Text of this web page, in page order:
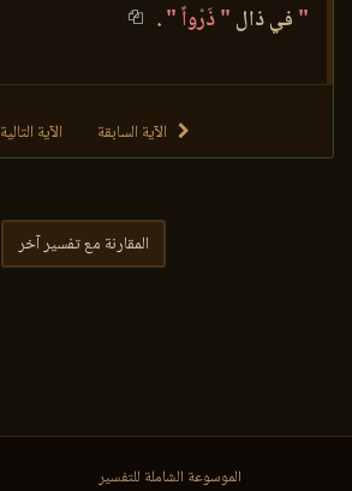
" في ذال " ذَرْواً ".
الآية السابقة الآية التالية
المقارنة مع تفسير آخر
الموسوعة الشاملة للتفسير